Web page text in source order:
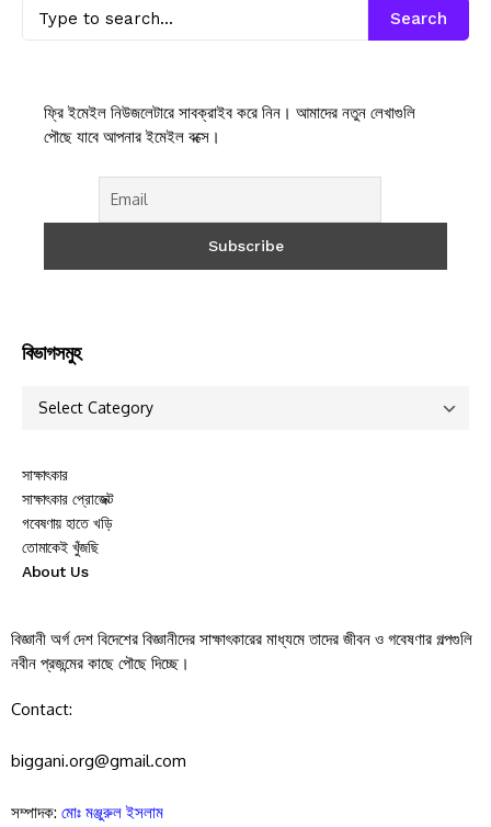
Search
ফ্রি ইমেইল নিউজলেটারে সাবক্রাইব করে নিন। আমাদের নতুন লেখাগুলি
পৌছে যাবে আপনার ইমেইল বক্সে।
বিভাগসমুহ
সাক্ষাৎকার
সাক্ষাৎকার প্রোজেক্ট
গবেষণায় হাতে খড়ি
তোমাকেই খুঁজছি
About Us
বিজ্ঞানী অর্গ দেশ বিদেশের বিজ্ঞানীদের সাক্ষাৎকারের মাধ্যমে তাদের জীবন ও গবেষণার গল্পগুলি
নবীন প্রজন্মের কাছে পৌছে দিচ্ছে।
Contact:
biggani.org@gmail.com
সম্পাদক: মোঃ মঞ্জুরুল ইসলাম